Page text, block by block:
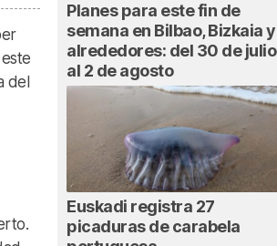
del
Planes para este fin de
semana en Bilbao, Bizkaia y
alrededores: del 30 de julio
al 2 de agosto
Euskadi registra 27
picaduras de carabela